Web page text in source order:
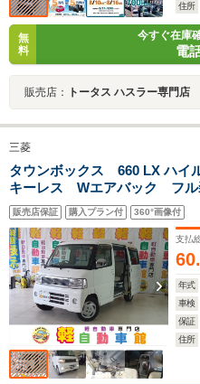
住所
無
料
今すぐ在庫
電
販売店： トータス ハスラー専門店
三菱
タウンボックス 660 LX ハ
キーレス Wエアバック フ
販売店保証 購入プラン付 360°画像付
支払
60.
年式
車検
保証
住所